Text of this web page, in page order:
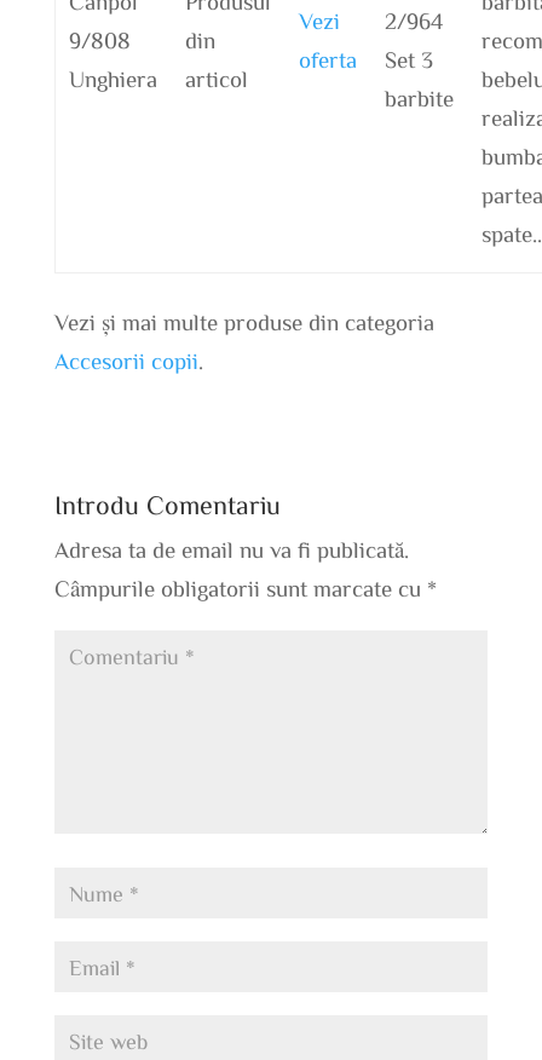
9/808
Unghiera
din
articol
Vezi
oferta
2/964
Set 3
barbite
Vezi și mai multe produse din categoria
Accesorii copii
Introdu Comentariu
Adresa ta de email nu va fi publicată.
Câmpurile obligatorii sunt marcate cu *